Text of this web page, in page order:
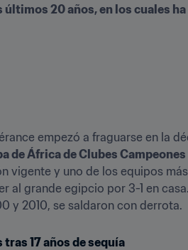
últimos 20 años, en los cuales ha
de África de Clubes Campeones
vigente y uno de los equipos
al grande egipcio por 3-1 en
y 2010, se saldaron con derrota.
17 años de sequía